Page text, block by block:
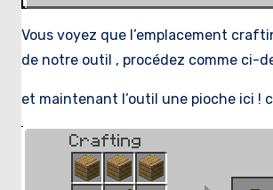
Vous voyez que l’emplacement
de notre outil , procédez comme ci-
et maintenant l’outil une pioche ici !